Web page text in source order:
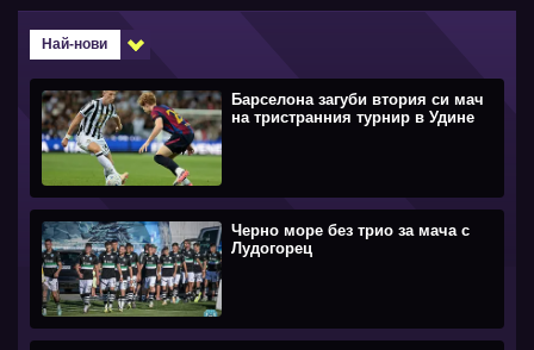
Най-нови
Барселона загуби втория си мач
на тристранния турнир в Удине
Черно море без трио за мача с
Лудогорец